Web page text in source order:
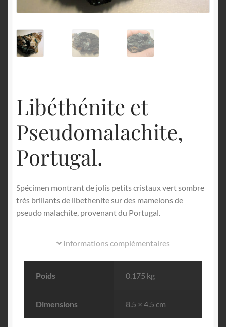
Libéthénite et
Pseudomalachite,
Portugal.
Spécimen montrant de jolis petits cristaux vert sombre
très brillants de libethenite sur des mamelons de
pseudo malachite, provenant du Portugal.
Informations complémentaires
Poids 0.175 kg
Dimensions 8.5 × 4.5 cm